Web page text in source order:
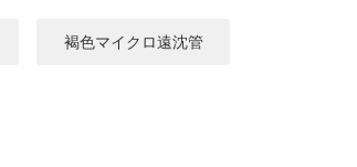
褐色マイクロ遠沈管